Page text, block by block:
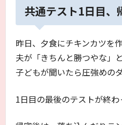
共通テスト1日目、
昨日、夕食にチキンカツを
夫が「きちんと勝つやな」と
子どもが聞いたら圧強めの
1日目の最後のテストが終